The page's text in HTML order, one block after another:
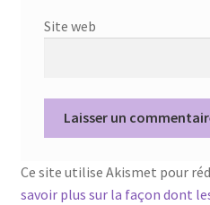
Site web
Ce site utilise Akismet pour
savoir plus sur la façon dont